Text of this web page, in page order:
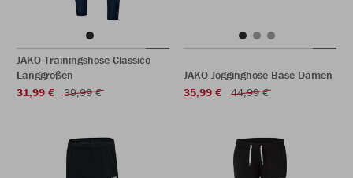
JAKO Trainingshose Classico
Langgrößen
31,99 €
39,99 €
JAKO Jogginghose Base Damen
35,99 €
44,99 €